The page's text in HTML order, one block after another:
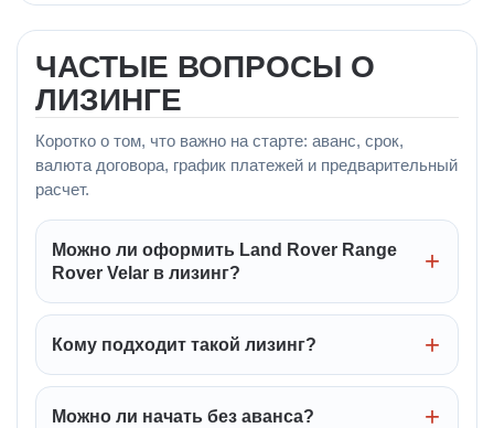
ЧАСТЫЕ ВОПРОСЫ О
ЛИЗИНГЕ
Коротко о том, что важно на старте: аванс, срок,
валюта договора, график платежей и предварительный
расчет.
Можно ли оформить Land Rover Range
Rover Velar в лизинг?
Кому подходит такой лизинг?
Можно ли начать без аванса?